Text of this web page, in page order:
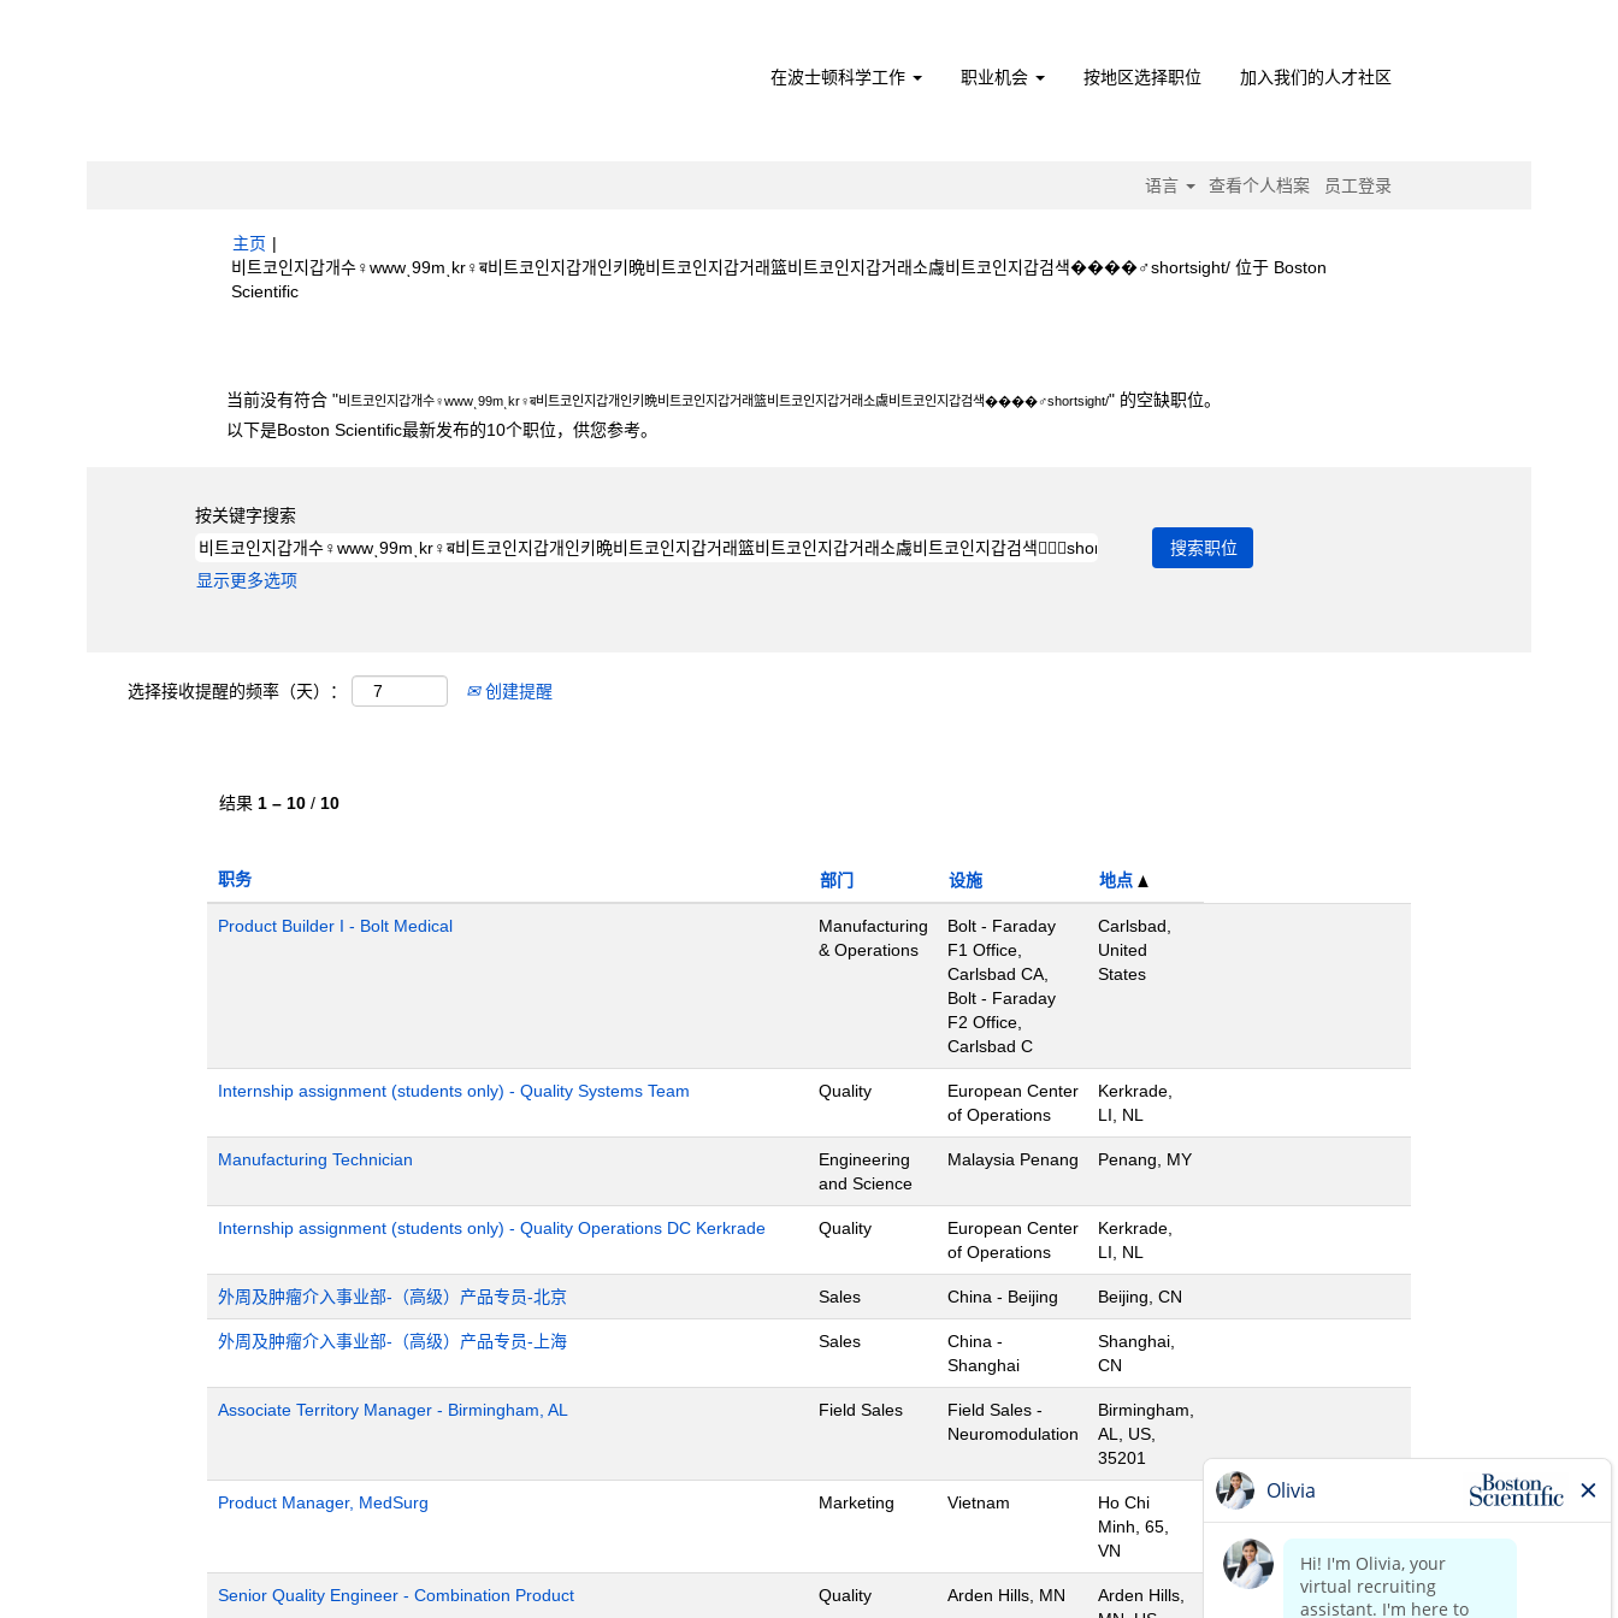
在波士顿科学工作 职业机会 按地区选择职位 加入我们的人才社区
语言 查看个人档案 员工登录
主页 |
비트코인지갑개수♀wwwͺ99mͺkr♀ब비트코인지갑개인키晩비트코인지갑거래篮비트코인지갑거래소䖗비트코인지갑검색����‍♂️shortsight/ 位于 Boston
Scientific（当
当前没有符合 "비트코인지갑개수♀wwwͺ99mͺkr♀ब비트코인지갑개인키晩비트코인지갑거래篮비트코인지갑거래소䖗비트코인지갑검색����‍♂️shortsight/" 的空缺职位。
以下是Boston Scientific最新发布的10个职位，供您参考。
按关键字搜索
显示更多选项
选择接收提醒的频率（天）： 创建提醒
结果 1 – 10 / 10
职务 部门 设施 地点
Product Builder I - Bolt Medical
Manufacturing
& Operations
Bolt - Faraday
F1 Office,
Carlsbad CA,
Bolt - Faraday
F2 Office,
Carlsbad C
Carlsbad,
United
States
Internship assignment (students only) - Quality Systems Team Quality
European Center
of Operations
Kerkrade,
LI, NL
Manufacturing Technician
Engineering
and Science
Malaysia Penang Penang, MY
Internship assignment (students only) - Quality Operations DC Kerkrade Quality
European Center
of Operations
Kerkrade,
LI, NL
外周及肿瘤介入事业部-（高级）产品专员-北京 Sales China - Beijing Beijing, CN
外周及肿瘤介入事业部-（高级）产品专员-上海 Sales
China -
Shanghai
Shanghai,
CN
Associate Territory Manager - Birmingham, AL Field Sales
Field Sales -
Neuromodulation
Birmingham,
AL, US,
35201
Product Manager, MedSurg Marketing Vietnam
Ho Chi
Minh, 65,
VN
Senior Quality Engineer - Combination Product Quality Arden Hills, MN
Arden Hills,